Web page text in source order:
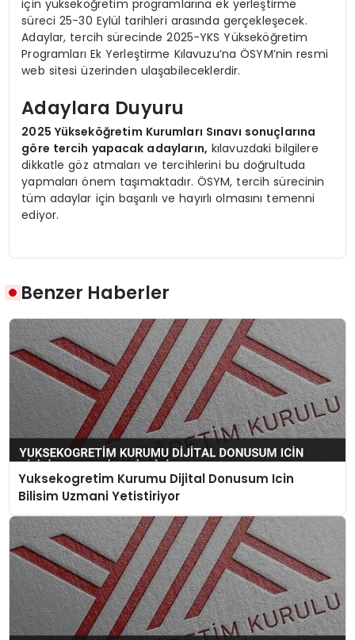
için yükseköğretim programlarına ek yerleştirme
süreci 25-30 Eylül tarihleri arasında gerçekleşecek.
Adaylar, tercih sürecinde 2025-YKS Yükseköğretim
Programları Ek Yerleştirme Kılavuzu’na ÖSYM’nin resmi
web sitesi üzerinden ulaşabileceklerdir.
Adaylara Duyuru
2025 Yükseköğretim Kurumları Sınavı sonuçlarına
göre tercih yapacak adayların, kılavuzdaki bilgilere
dikkatle göz atmaları ve tercihlerini bu doğrultuda
yapmaları önem taşımaktadır. ÖSYM, tercih sürecinin
tüm adaylar için başarılı ve hayırlı olmasını temenni
ediyor.
Benzer Haberler
Yuksekogretim Kurumu Dijital Donusum Icin
Bilisim Uzmani Yetistiriyor